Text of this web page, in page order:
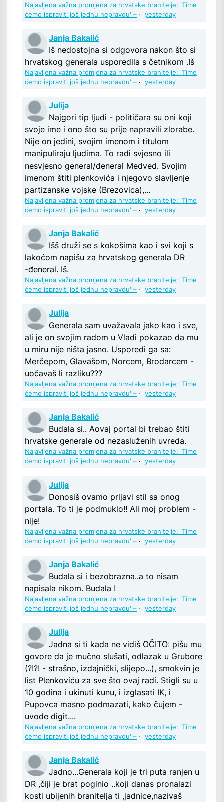
Najavljena važna promjena za hrvatske branitelje: 'Time
ćemo ispraviti još jednu nepravdu' – · yesterday
Janja Bakalić
Iš nedostojna si odgovora nakon što si
hrvatskog generala usporedila s četnikom .Iš
Najavljena važna promjena za hrvatske branitelje: 'Time
ćemo ispraviti još jednu nepravdu' – · yesterday
Julija
Najgori tip ljudi - političara su oni koji
svoje ime i ono što su prije napravili zlorabe.
Nije on jedini, svojim imenom i titulom
manipuliraju ljudima. To radi svjesno ili
nesvjesno general/đeneral Medved. Svojim
imenom štiti plenkovića i njegovo slavljenje
partizanske vojske (Brezovica),...
Najavljena važna promjena za hrvatske branitelje: 'Time
ćemo ispraviti još jednu nepravdu' – · yesterday
Janja Bakalić
Išš druži se s kokošima kao i svi koji s
lakoćom napišu za hrvatskog generala DR
-đeneral. Iš.
Najavljena važna promjena za hrvatske branitelje: 'Time
ćemo ispraviti još jednu nepravdu' – · yesterday
Julija
Generala sam uvažavala jako kao i sve,
ali je on svojim radom u Vladi pokazao da mu
u miru nije ništa jasno. Usporedi ga sa:
Merčepom, Glavašom, Norcem, Brodarcem -
uočavaš li razliku???
Najavljena važna promjena za hrvatske branitelje: 'Time
ćemo ispraviti još jednu nepravdu' – · yesterday
Janja Bakalić
Budala si.. Aovaj portal bi trebao štiti
hrvatske generale od nezasluženih uvreda.
Najavljena važna promjena za hrvatske branitelje: 'Time
ćemo ispraviti još jednu nepravdu' – · yesterday
Julija
Donosiš ovamo prljavi stil sa onog
portala. To ti je podmuklo!! Ali moj problem -
nije!
Najavljena važna promjena za hrvatske branitelje: 'Time
ćemo ispraviti još jednu nepravdu' – · yesterday
Janja Bakalić
Budala si i bezobrazna..a to nisam
napisala nikom. Budala !
Najavljena važna promjena za hrvatske branitelje: 'Time
ćemo ispraviti još jednu nepravdu' – · yesterday
Julija
Jadna si ti kada ne vidiš OČITO: pišu mu
govore da je mučno slušati, odlazak u Grubore
(?!?! - strašno, izdajnički, slijepo...), smokvin je
list Plenkoviću za sve što ovaj radi. Stigli su u
10 godina i ukinuti kunu, i izglasati IK, i
Pupovca masno podmazati, kako čujem -
uvode digit....
Najavljena važna promjena za hrvatske branitelje: 'Time
ćemo ispraviti još jednu nepravdu' – · yesterday
Janja Bakalić
Jadno...Generala koji je tri puta ranjen u
DR ,čiji je brat poginio ..koji danas pronalazi
kosti ubijenih branitelja ti ,jadnice,nazivaš